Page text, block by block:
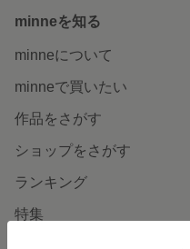
minneを知る
minneについて
minneで買いたい
作品をさがす
ショップをさがす
ランキング
特集